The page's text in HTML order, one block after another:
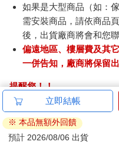
如果是大型商品（如：
需安裝商品，請依商品
後，出貨廠商將會和您
偏遠地區、樓層費及其
一併告知，廠商將保留
提醒您！！
金石堂及銀行均不會請您
ATM提款機，請不要聽從
退換貨須知：
立即結帳
※ 本品無額外回饋
預計 2026/08/06 出貨